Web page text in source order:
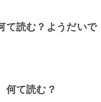
て読む？ようだいで
何て読む？